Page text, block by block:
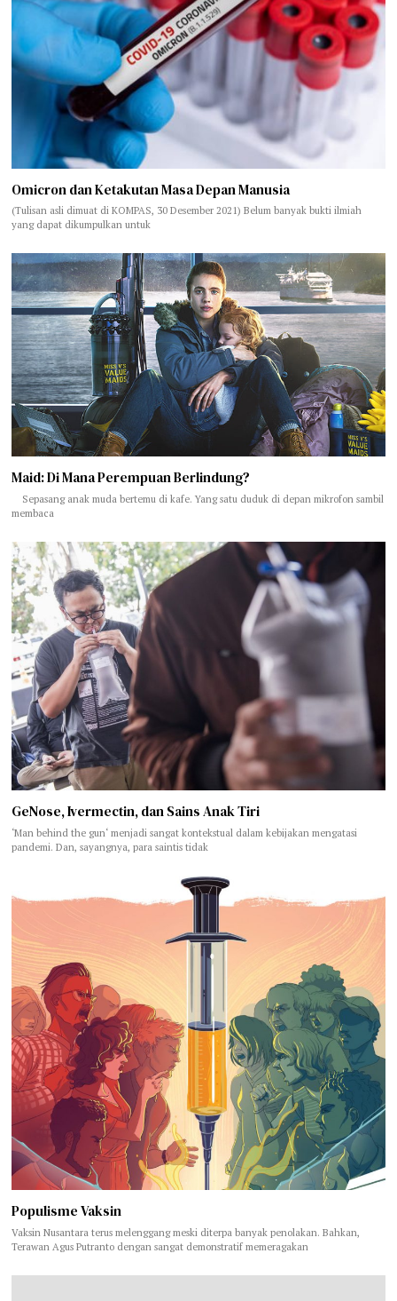
Omicron dan Ketakutan Masa Depan Manusia
(Tulisan asli dimuat di KOMPAS, 30 Desember 2021) Belum banyak bukti ilmiah
yang dapat dikumpulkan untuk
Maid: Di Mana Perempuan Berlindung?
Sepasang anak muda bertemu di kafe. Yang satu duduk di depan mikrofon sambil
membaca
GeNose, Ivermectin, dan Sains Anak Tiri
‘Man behind the gun‘ menjadi sangat kontekstual dalam kebijakan mengatasi
pandemi. Dan, sayangnya, para saintis tidak
Populisme Vaksin
Vaksin Nusantara terus melenggang meski diterpa banyak penolakan. Bahkan,
Terawan Agus Putranto dengan sangat demonstratif memeragakan